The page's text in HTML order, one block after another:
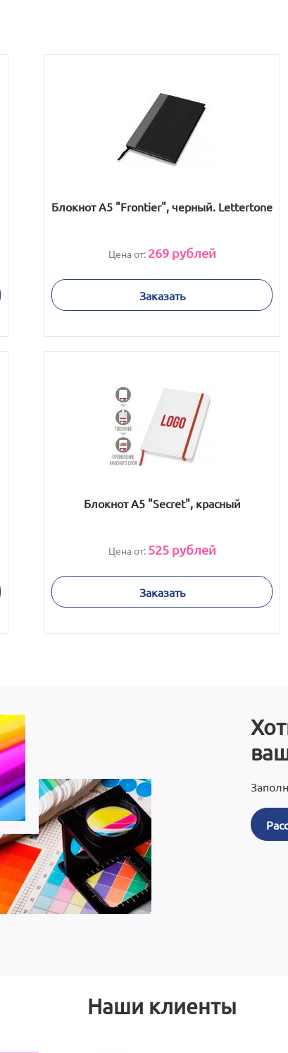
Блокнот А5 "Frontier", черный. Lettertone
Цена от: 269рублей
Заказать
Блокнот А5 "Secret", красный
Цена от: 525рублей
Заказать
Наши клиенты